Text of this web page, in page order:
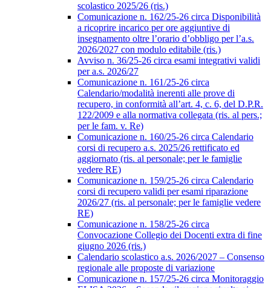
scolastico 2025/26 (ris.)
Comunicazione n. 162/25-26 circa Disponibilità
a ricoprire incarico per ore aggiuntive di
insegnamento oltre l’orario d’obbligo per l’a.s.
2026/2027 con modulo editabile (ris.)
Avviso n. 36/25-26 circa esami integrativi validi
per a.s. 2026/27
Comunicazione n. 161/25-26 circa
Calendario/modalità inerenti alle prove di
recupero, in conformità all’art. 4, c. 6, del D.P.R.
122/2009 e alla normativa collegata (ris. al pers.;
per le fam. v. Re)
Comunicazione n. 160/25-26 circa Calendario
corsi di recupero a.s. 2025/26 rettificato ed
aggiornato (ris. al personale; per le famiglie
vedere RE)
Comunicazione n. 159/25-26 circa Calendario
corsi di recupero validi per esami riparazione
2026/27 (ris. al personale; per le famiglie vedere
RE)
Comunicazione n. 158/25-26 circa
Convocazione Collegio dei Docenti extra di fine
giugno 2026 (ris.)
Calendario scolastico a.s. 2026/2027 – Consenso
regionale alle proposte di variazione
Comunicazione n. 157/25-26 circa Monitoraggio